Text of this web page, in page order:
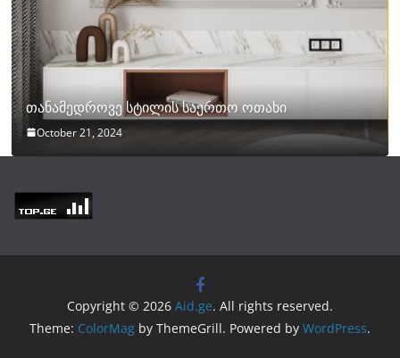
თანამედროვე სტილის საერთო ოთახი
October 21, 2024
Copyright © 2026 Aid.ge. All rights reserved.
Theme: ColorMag by ThemeGrill. Powered by WordPress.